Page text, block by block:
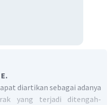
diartikan sebagai adanya
yang terjadi ditengah-